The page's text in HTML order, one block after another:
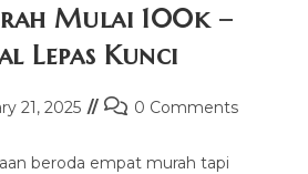
Mulai 100k –
Lepas Kunci
21, 2025
Post0 Comments
beroda empat murah tapi